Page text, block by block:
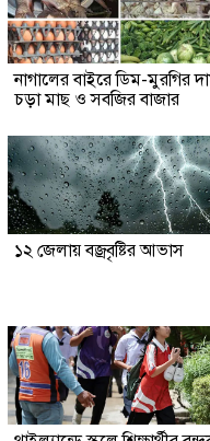
নাগালের বাইরে ডিম-মুরগির
চড়া মাছ ও সবজির বাজার
১২ জেলায় বজ্রবৃষ্টির আভাস